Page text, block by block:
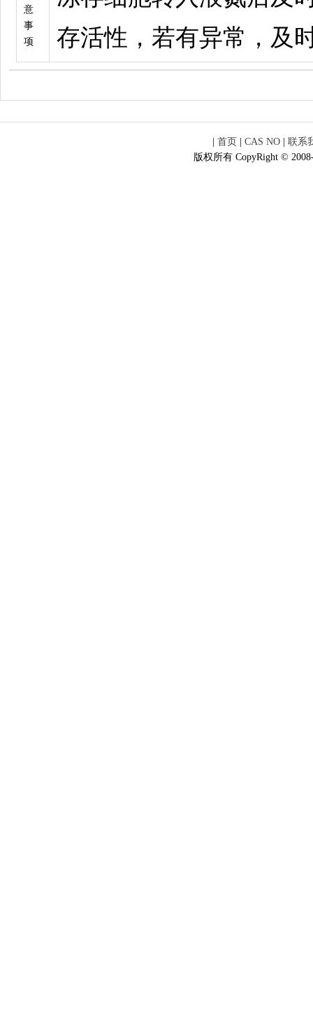
意
事
项
存活性，若有异常，及
首页 CAS NO
联系
版权所有 CopyRight ©